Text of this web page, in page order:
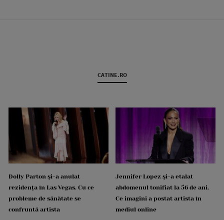
CATINE.RO
Dolly Parton și-a anulat
rezidența în Las Vegas. Cu ce
probleme de sănătate se
confruntă artista
Jennifer Lopez și-a etalat
abdomenul tonifiat la 56 de ani.
Ce imagini a postat artista în
mediul online